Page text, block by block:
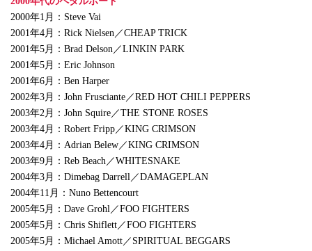
2000年1月：Steve Vai
2001年4月：Rick Nielsen／CHEAP TRICK
2001年5月：Brad Delson／LINKIN PARK
2001年5月：Eric Johnson
2001年6月：Ben Harper
2002年3月：John Frusciante／RED HOT CHILI PEPPERS
2003年2月：John Squire／THE STONE ROSES
2003年4月：Robert Fripp／KING CRIMSON
2003年4月：Adrian Belew／KING CRIMSON
2003年9月：Reb Beach／WHITESNAKE
2004年3月：Dimebag Darrell／DAMAGEPLAN
2004年11月：Nuno Bettencourt
2005年5月：Dave Grohl／FOO FIGHTERS
2005年5月：Chris Shiflett／FOO FIGHTERS
2005年5月：Michael Amott／SPIRITUAL BEGGARS